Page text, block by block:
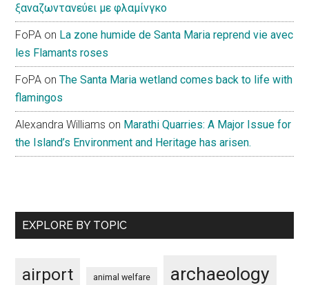
ξαναζωντανεύει με φλαμίνγκο
FoPA on La zone humide de Santa Maria reprend vie avec
les Flamants roses
FoPA onThe Santa Maria wetland comes back to life with
flamingos
Alexandra Williams on Marathi Quarries: A Major Issue for
the Island’s Environment and Heritage has arisen.
EXPLORE BY TOPIC
airport animal welfare archaeology